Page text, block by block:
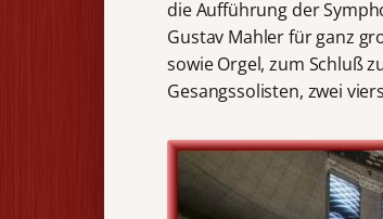
die Aufführung der
Gustav Mahler für ganz
sowie Orgel, zum Schluß
Gesangssolisten, zwei